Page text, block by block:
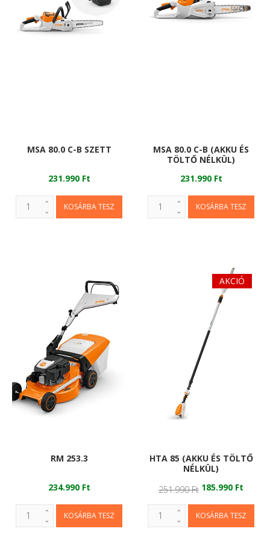
MSA 80.0 C-B SZETT
231.990 Ft
MSA 80.0 C-B (AKKU ÉS
TÖLTŐ NÉLKÜL)
231.990 Ft
RM 253.3
234.990 Ft
AKCIÓ
HTA 85 (AKKU ÉS TÖLTŐ
NÉLKÜL)
251.990 Ft 185.990 Ft